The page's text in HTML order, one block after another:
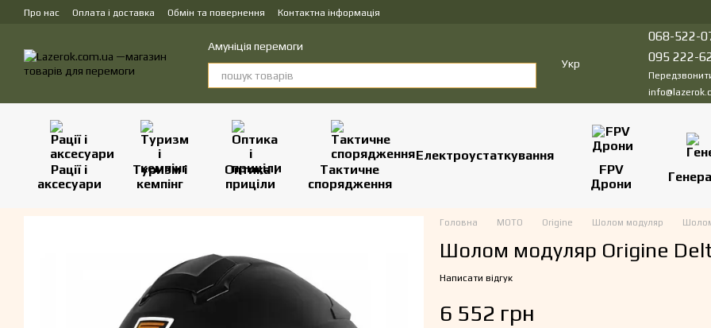
Перейти до основного контенту
Про нас Оплата і доставка Обмін та повернення Контактна інформація
Амуніція перемоги
Укр
068-522-
095 222-
Рації і
аксесуари
Туризм і
кемпінг
Оптика і
приціли
Тактичне
спорядження
Електроустаткування
FPV
Дрони
Головна МОТО Origine Шолом модуляр
Шолом модуляр Origine
Написати відгук
6 552 грн